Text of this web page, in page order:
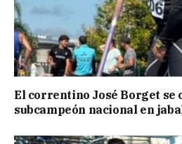
El correntino José Borget se
subcampeón nacional en